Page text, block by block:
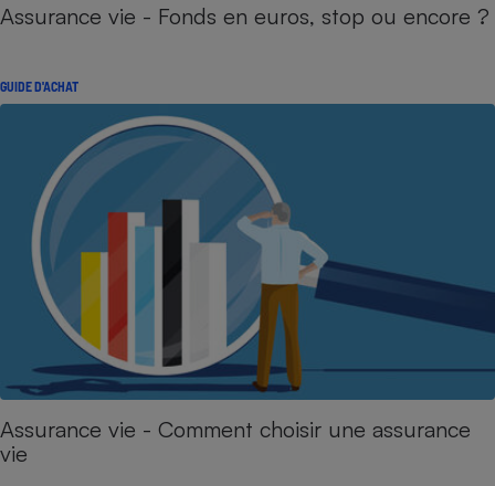
Assurance vie - Fonds en euros, stop ou encore ?
GUIDE D'ACHAT
Assurance vie - Comment choisir une assurance
vie